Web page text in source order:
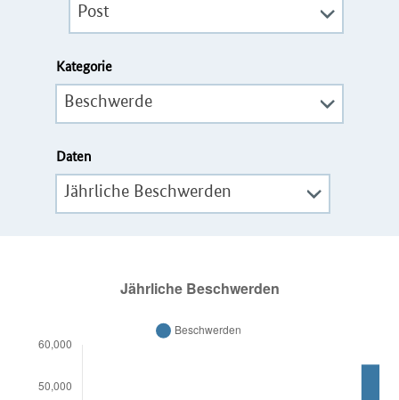
Post
Kategorie
Beschwerde
Daten
Jährliche Beschwerden